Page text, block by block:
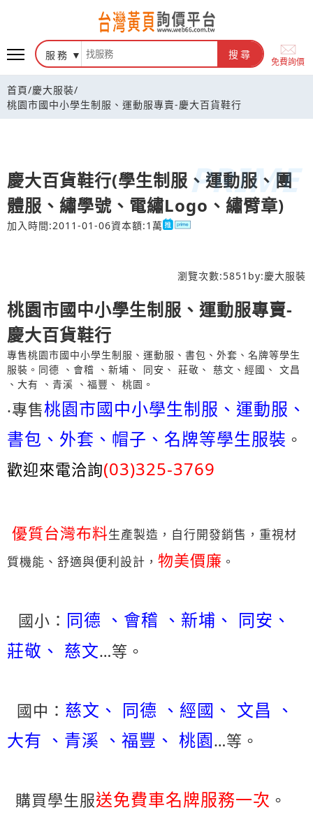
台灣黃頁詢價平台
服務 搜尋
免費詢價
首頁/慶大服裝/
桃園市國中小學生制服、運動服專賣-慶大百貨鞋行
慶大百貨鞋行(學生制服、運動服、團
體服、繡學號、電繡Logo、繡臂章)
加入時間:2011-01-06資本額:1萬
瀏覽次數:5851 by:慶大服裝
桃園市國中小學生制服、運動服專賣-
慶大百貨鞋行
專售桃園市國中小學生制服、運動服、書包、外套、名牌等學生
服裝。同德 、會稽 、新埔、 同安、 莊敬、 慈文、經國、 文昌
、大有 、青溪 、福豐、 桃園。
‧專售桃園市國中小學生制服、運動服、
書包、外套、帽子、名牌等學生服裝 。
歡迎來電洽詢(03)325-3769
優質台灣布料生產製造，自行開發銷售，重視材
質機能、舒適與便利設計， 物美價廉 。
國小： 同德 、會稽 、新埔、 同安、
莊敬、 慈文…等。
國中： 慈文、 同德 、經國、 文昌 、
大有 、青溪 、福豐、 桃園…等。
購買學生服送免費車名牌服務一次 。